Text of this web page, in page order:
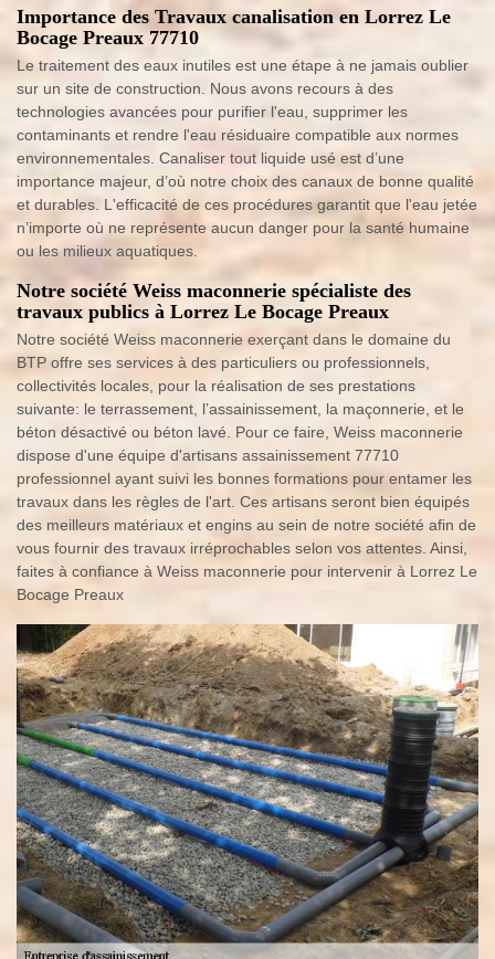
Importance des Travaux canalisation en Lorrez Le
Bocage Preaux 77710
Le traitement des eaux inutiles est une étape à ne jamais oublier
sur un site de construction. Nous avons recours à des
technologies avancées pour purifier l'eau, supprimer les
contaminants et rendre l'eau résiduaire compatible aux normes
environnementales. Canaliser tout liquide usé est d’une
importance majeur, d’où notre choix des canaux de bonne qualité
et durables. L'efficacité de ces procédures garantit que l'eau jetée
n’importe où ne représente aucun danger pour la santé humaine
ou les milieux aquatiques.
Notre société Weiss maconnerie spécialiste des
travaux publics à Lorrez Le Bocage Preaux
Notre société Weiss maconnerie exerçant dans le domaine du
BTP offre ses services à des particuliers ou professionnels,
collectivités locales, pour la réalisation de ses prestations
suivante: le terrassement, l’assainissement, la maçonnerie, et le
béton désactivé ou béton lavé. Pour ce faire, Weiss maconnerie
dispose d'une équipe d'artisans assainissement 77710
professionnel ayant suivi les bonnes formations pour entamer les
travaux dans les règles de l'art. Ces artisans seront bien équipés
des meilleurs matériaux et engins au sein de notre société afin de
vous fournir des travaux irréprochables selon vos attentes. Ainsi,
faites à confiance à Weiss maconnerie pour intervenir à Lorrez Le
Bocage Preaux